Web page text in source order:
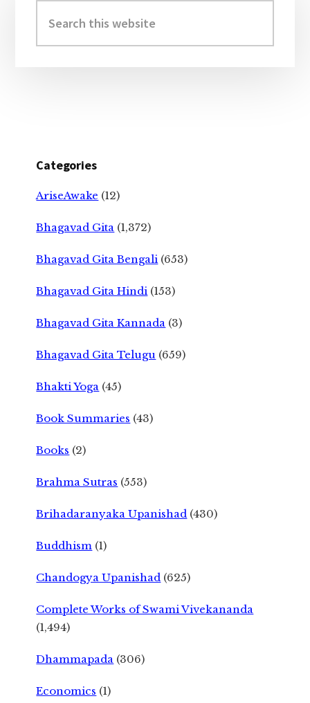
Sidebar
this
website
Categories
AriseAwake (12)
Bhagavad Gita (1,372)
Bhagavad Gita Bengali (653)
Bhagavad Gita Hindi (153)
Bhagavad Gita Kannada (3)
Bhagavad Gita Telugu (659)
Bhakti Yoga (45)
Book Summaries (43)
Books (2)
Brahma Sutras (553)
Brihadaranyaka Upanishad (430)
Buddhism (1)
Chandogya Upanishad (625)
Complete Works of Swami Vivekananda
(1,494)
Dhammapada (306)
Economics (1)